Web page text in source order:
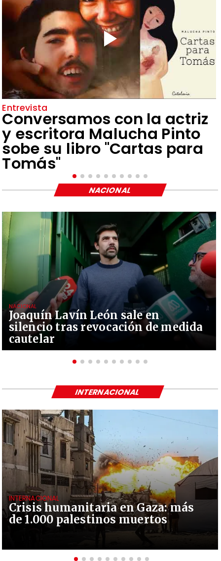
Entrevista
Conversamos con la actriz
y escritora Malucha Pinto
sobe su libro "Cartas para
Tomás"
Joaquín Lavín León sale en
silencio tras revocación de medida
cautelar
NACIONAL
NACIONAL
Crisis humanitaria en Gaza: más
de 1.000 palestinos muertos
INTERNACIONAL
INTERNACIONAL